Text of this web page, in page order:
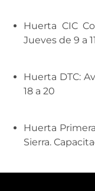
Huerta CIC
Jueves de 9 a 11
Huerta DTC:
18 a 20
Huerta
Sierra.